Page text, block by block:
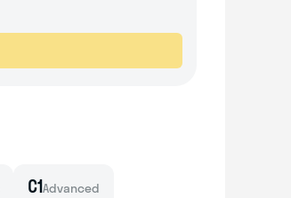
C1Advanced